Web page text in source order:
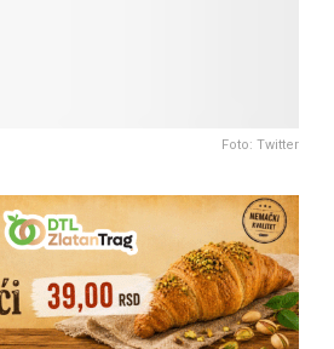
Foto: Twitter